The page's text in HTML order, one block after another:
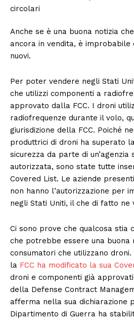
Anche se è una buona notizia
ancora in vendita, è improbabile
nuovi.
Per poter vendere negli Stati
che utilizzi componenti a
approvato dalla FCC. I droni
radiofrequenze durante il volo,
giurisdizione della FCC. Poiché
produttrici di droni ha superato
sicurezza da parte di un’agenzia
autorizzata, sono state tutte
Covered List. Le aziende
non hanno l’autorizzazione per
negli Stati Uniti, il che di fatto ne
Ci sono prove che qualcosa stia
che potrebbe essere una buona
consumatori che utilizzano
la FCC ha modificato la sua
droni e componenti già
della Defense Contract
afferma nella sua dichiarazione
Dipartimento di Guerra ha